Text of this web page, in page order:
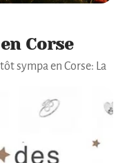
Corse
sympa en Corse: La